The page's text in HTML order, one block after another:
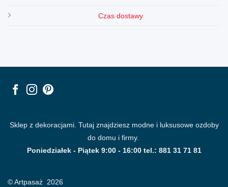
Czas dostawy
Sklep z dekoracjami. Tutaj znajdziesz modne i luksusowe ozdoby
do domu i firmy.
Poniedziałek - Piątek 9:00 - 16:00 tel.: 881 31 71 81
© Artpasaż 2026